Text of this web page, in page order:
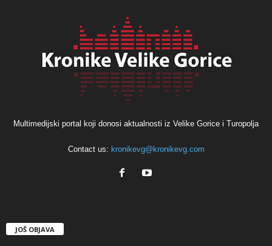
Multimedijski portal koji donosi aktualnosti iz Velike Gorice i Turopolja
Contact us: kronikevg@kronikevg.com
JOŠ OBJAVA